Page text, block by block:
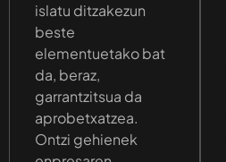
islatu ditzakezun
beste
elementuetako bat
da, beraz,
garrantzitsua da
aprobetxatzea.
Ontzi gehienek